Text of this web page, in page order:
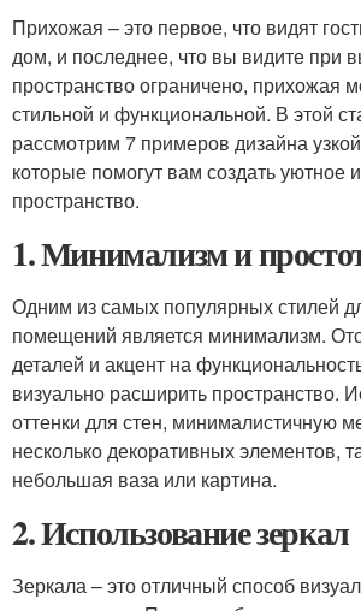
Прихожая – это первое, что видят
дом, и последнее, что вы видите при
пространство ограничено, прихожая
стильной и функциональной. В этой
рассмотрим 7 примеров дизайна
которые помогут вам создать уютное
пространство.
1. Минимализм и
Одним из самых популярных стилей
помещений является минимализм.
деталей и акцент на
визуально расширить пространство.
оттенки для стен, минималистичную
несколько декоративных элементов,
небольшая ваза или картина.
2. Использование зеркал
Зеркала – это отличный способ